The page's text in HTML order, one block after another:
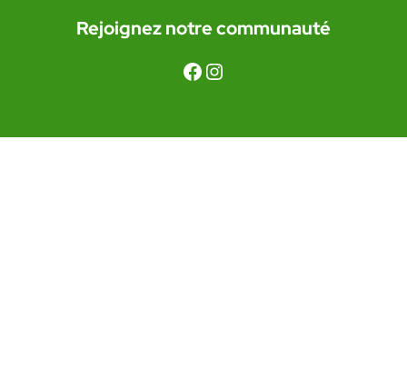
Rejoignez notre communauté
Facebook
Instagram